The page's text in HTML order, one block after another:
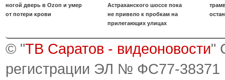
ногой дверь в Ozon и умер
от потери крови
Астраханского шоссе пока
не привело к пробкам на
прилегающих улицах
© "ТВ Саратов - видеоновости"
регистрации ЭЛ № ФС77-38371